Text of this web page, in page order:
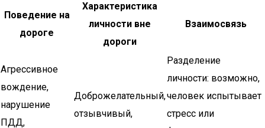
Поведение на
дороге
Характеристика
личности вне
дороги
Взаимосвязь
Агрессивное
вождение,
нарушение
ПДД,
Доброжелательный,
отзывчивый,
Разделение
личности: возможно,
человек испытывает
стресс или